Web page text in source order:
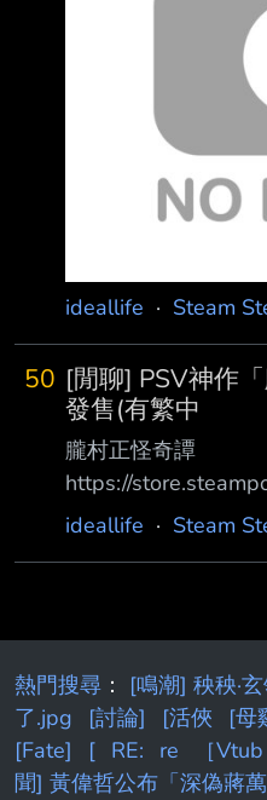
ideallife · Steam
50 [閒聊] PSV神作
發售(有繁中
朧村正怪奇譚
https://
/ 首支預告片 https://
怪奇譚〉合而為一
高畫質下細膩勾勒出
的爽快動作手感，輔
引領《朧村正》邁
快淋漓的劍戟
ideallife · Steam
熱門搜尋 ： [鳴潮] 秧秧·
了.jpg
[討論] [活俠 [母
[Fate]
[ RE: re ［Vtub
聞] 黃偉哲公布「深偽蔣